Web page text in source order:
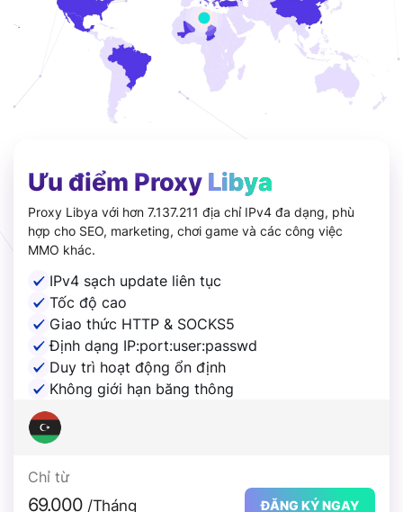
Ưu điểm Proxy Libya
Proxy Libya với hơn 7.137.211 địa chỉ IPv4 đa dạng, phù
hợp cho SEO, marketing, chơi game và các công việc
MMO khác.
IPv4 sạch update liên tục
Tốc độ cao
Giao thức HTTP & SOCKS5
Định dạng IP:port:user:passwd
Duy trì hoạt động ổn định
Không giới hạn băng thông
Chỉ từ
69.000 /Tháng ĐĂNG KÝ NGAY